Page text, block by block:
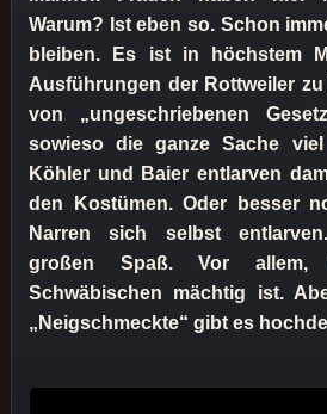
Warum? Ist eben so. Schon
bleiben. Es ist in höchstem
Ausführungen der Rottweiler
von „ungeschriebenen
sowieso die ganze Sache
Köhler und Baier entlarven
den Kostümen. Oder besser
Narren sich selbst
großen Spaß. Vor
Schwäbischen mächtig ist.
„Neigschmeckte“ gibt es